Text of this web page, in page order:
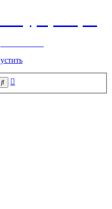
Поиск